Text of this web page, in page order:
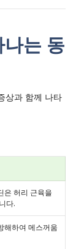
는 동
상과 함께 나타
은 허리 근육을
다.
해하여 메스꺼움